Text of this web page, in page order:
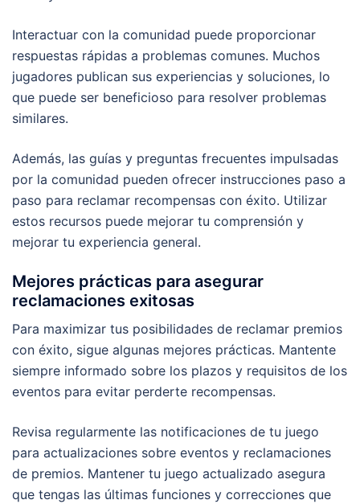
Interactuar con la comunidad puede proporcionar
respuestas rápidas a problemas comunes. Muchos
jugadores publican sus experiencias y soluciones, lo
que puede ser beneficioso para resolver problemas
similares.
Además, las guías y preguntas frecuentes impulsadas
por la comunidad pueden ofrecer instrucciones paso a
paso para reclamar recompensas con éxito. Utilizar
estos recursos puede mejorar tu comprensión y
mejorar tu experiencia general.
Mejores prácticas para asegurar
reclamaciones exitosas
Para maximizar tus posibilidades de reclamar premios
con éxito, sigue algunas mejores prácticas. Mantente
siempre informado sobre los plazos y requisitos de los
eventos para evitar perderte recompensas.
Revisa regularmente las notificaciones de tu juego
para actualizaciones sobre eventos y reclamaciones
de premios. Mantener tu juego actualizado asegura
que tengas las últimas funciones y correcciones que